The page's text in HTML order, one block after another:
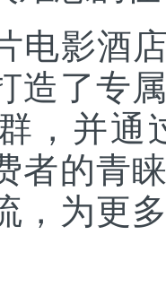
影酒店
造了专
，并通
者的青
，为更